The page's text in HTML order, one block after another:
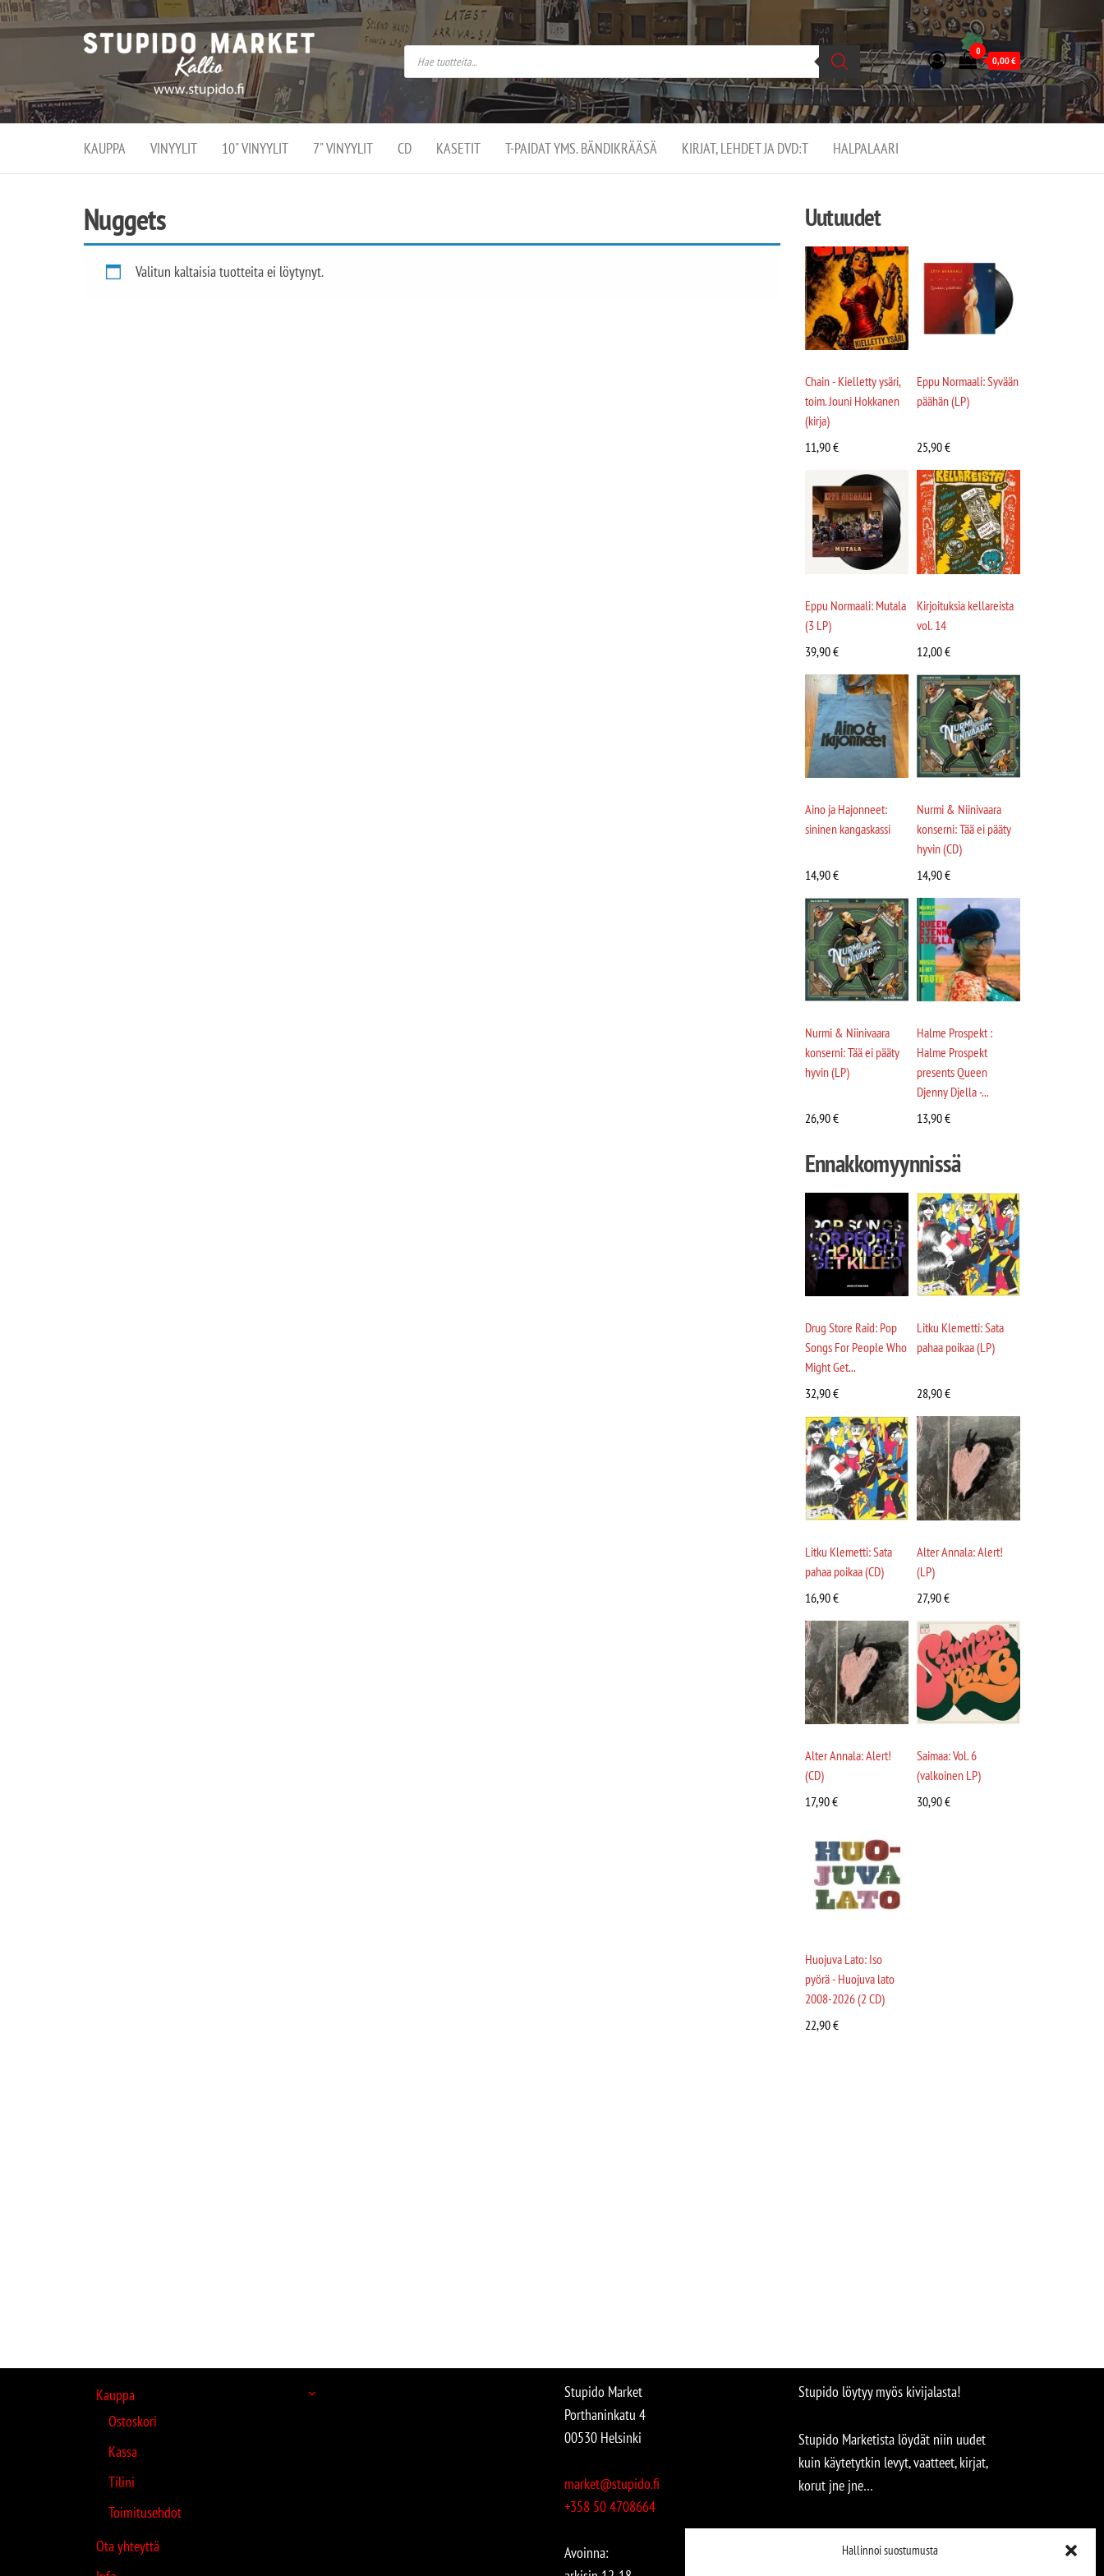
Hallinnoi suostumusta
Stupido
Market –
verkossa
ja
kivijalassa
Stupido Market on
vaihtoehtomusaan
erikoistunut
verkko- sekä
kivijalkakauppa
Helsingissä
Kallion
0
0,00€
KAUPPA VINYYLIT 10" VINYYLIT 7" VINYYLIT CD KASETIT T-PAIDAT YMS. BÄNDIKRÄÄSÄ KIRJAT, LEHDET JA DVD:T HALPALAARI
Nuggets
Valitun kaltaisia tuotteita ei löytynyt.
Uutuudet
Chain - Kielletty ysäri,
toim. Jouni Hokkanen
(kirja)
11,90€
Eppu Normaali: Syvään
päähän (LP)
25,90€
Eppu Normaali: Mutala
(3 LP)
39,90€
Kirjoituksia kellareista
vol. 14
12,00€
Aino ja Hajonneet:
sininen kangaskassi
14,90€
Nurmi & Niinivaara
konserni: Tää ei pääty
hyvin (CD)
14,90€
Nurmi & Niinivaara
konserni: Tää ei pääty
hyvin (LP)
26,90€
Halme Prospekt :
Halme Prospekt
presents Queen
Djenny Djella -...
13,90€
Ennakkomyynnissä
Drug Store Raid: Pop
Songs For People Who
Might Get...
32,90€
Litku Klemetti: Sata
pahaa poikaa (LP)
28,90€
Litku Klemetti: Sata
pahaa poikaa (CD)
16,90€
Alter Annala: Alert!
(LP)
27,90€
Alter Annala: Alert!
(CD)
17,90€
Saimaa: Vol. 6
(valkoinen LP)
30,90€
Huojuva Lato: Iso
pyörä - Huojuva lato
2008-2026 (2 CD)
22,90€
Kauppa
Ostoskori
Kassa
Tilini
Toimitusehdot
Ota yhteyttä
Stupido Market
Porthaninkatu 4
00530 Helsinki
market@stupido.fi
+358 50 4708664
Avoinna:
Stupido löytyy myös kivijalasta!
Stupido Marketista löydät niin uudet
kuin käytetytkin levyt, vaatteet, kirjat,
korut jne jne…